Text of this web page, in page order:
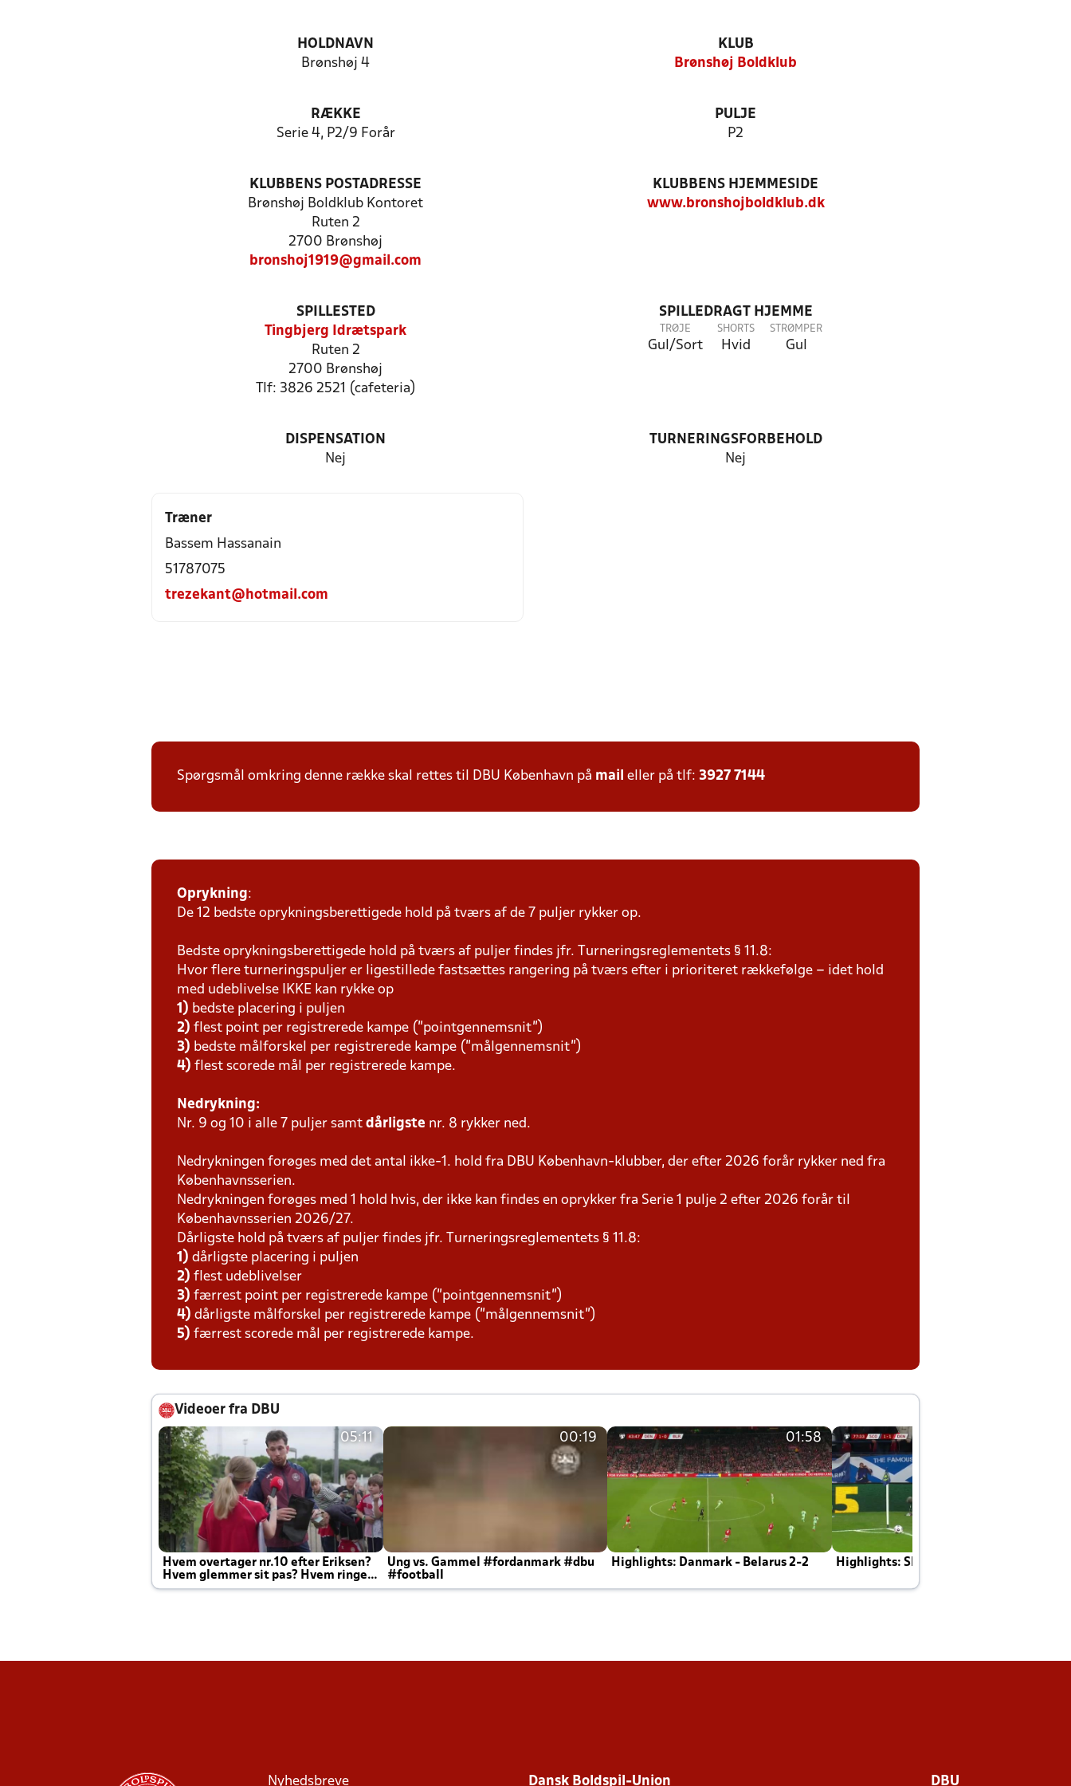
HOLDNAVN
Brønshøj 4
KLUB
Brønshøj Boldklub
RÆKKE
Serie 4, P2/9 Forår
PULJE
P2
KLUBBENS POSTADRESSE
Brønshøj Boldklub Kontoret
Ruten 2
2700 Brønshøj
bronshoj1919@gmail.com
KLUBBENS HJEMMESIDE
www.bronshojboldklub.dk
SPILLESTED
Tingbjerg Idrætspark
Ruten 2
2700 Brønshøj
Tlf: 3826 2521 (cafeteria)
SPILLEDRAGT HJEMME
TRØJE
Gul/Sort
SHORTS
Hvid
STRØMPER
Gul
DISPENSATION
Nej
TURNERINGSFORBEHOLD
Nej
Træner
Bassem Hassanain
51787075
trezekant@hotmail.com
Spørgsmål omkring denne række skal rettes til DBU København på mail eller på tlf: 3927 7144
Oprykning:
De 12 bedste oprykningsberettigede hold på tværs af de 7 puljer rykker op.
Bedste oprykningsberettigede hold på tværs af puljer findes jfr. Turneringsreglementets § 11.8:
Hvor flere turneringspuljer er ligestillede fastsættes rangering på tværs efter i prioriteret rækkefølge – idet hold
med udeblivelse IKKE kan rykke op
1) bedste placering i puljen
2) flest point per registrerede kampe (”pointgennemsnit”)
3) bedste målforskel per registrerede kampe (”målgennemsnit”)
4) flest scorede mål per registrerede kampe.
Nedrykning:
Nr. 9 og 10 i alle 7 puljer samt dårligste nr. 8 rykker ned.
Nedrykningen forøges med det antal ikke-1. hold fra DBU København-klubber, der efter 2026 forår rykker ned fra
Københavnsserien.
Nedrykningen forøges med 1 hold hvis, der ikke kan findes en oprykker fra Serie 1 pulje 2 efter 2026 forår til
Københavnsserien 2026/27.
Dårligste hold på tværs af puljer findes jfr. Turneringsreglementets § 11.8:
1) dårligste placering i puljen
2) flest udeblivelser
3) færrest point per registrerede kampe (”pointgennemsnit”)
4) dårligste målforskel per registrerede kampe (”målgennemsnit”)
5) færrest scorede mål per registrerede kampe.
Videoer fra DBU
05:11
Hvem overtager nr.10 efter Eriksen?
Hvem glemmer sit pas? Hvem ringer
Joachim altid til efter kampe?
00:19
Ung vs. Gammel #fordanmark #dbu
#football
01:58
Highlights: Danmark - Belarus 2-2 Highlights: Skotland - Danmark 4-2
Nyhedsbreve Dansk Boldspil-Union DBU